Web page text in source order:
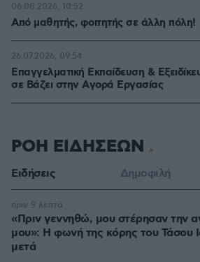
Από μαθητής, φοιτητής σε άλλη πόλη!
06.08.2026, 10:52
Επαγγελματική Εκπαίδευση &
σε Bάζει στην Aγορά Eργασίας
26.07.2026, 09:54
ΡΟΗ ΕΙΔΗΣΕΩΝ
Ειδήσεις Δημοφιλή
«Πριν γεννηθώ, μου στέρησαν την
μου»: Η φωνή της κόρης του Τάσου
μετά
πριν 9 λεπτά